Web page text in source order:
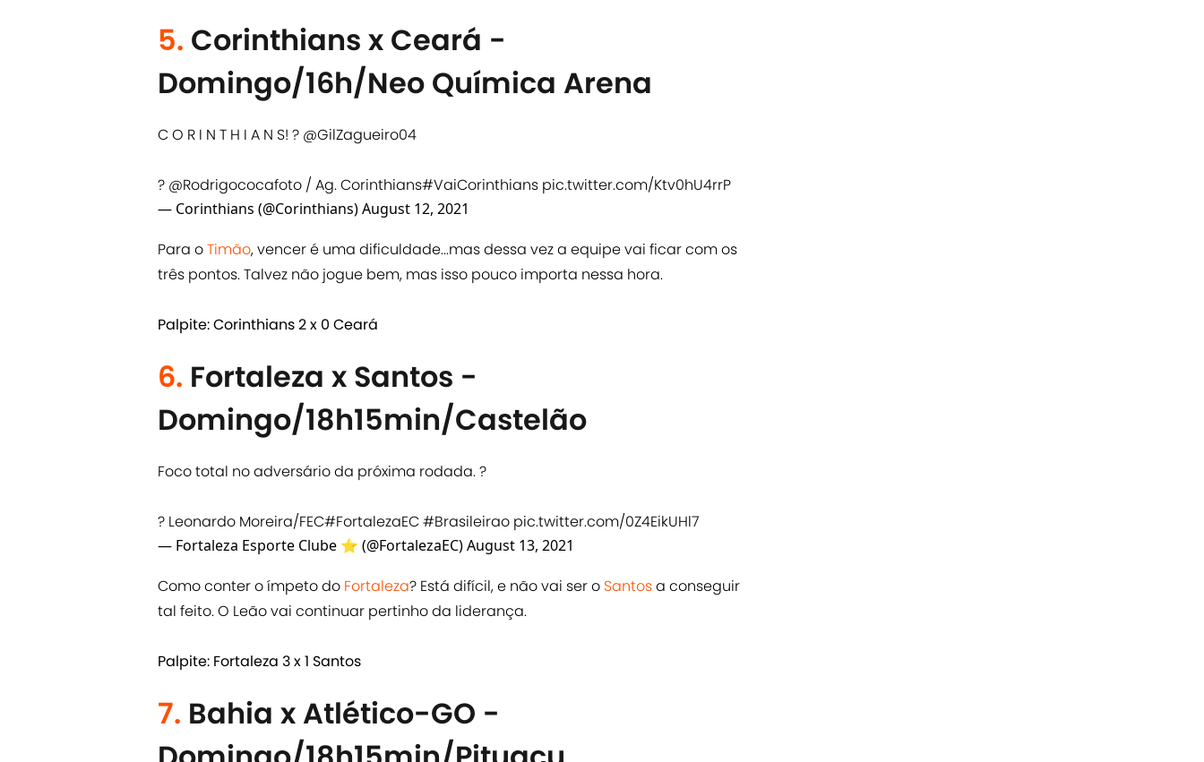
5. Corinthians x Ceará -
Domingo/16h/Neo Química Arena
C O R I N T H I A N S! ? @GilZagueiro04
? @Rodrigococafoto / Ag. Corinthians#VaiCorinthians pic.twitter.com/Ktv0hU4rrP
— Corinthians (@Corinthians)August 12, 2021
Para oTimão, vencer é uma dificuldade...mas dessa vez a equipe vai ficar com os
três pontos. Talvez não jogue bem, mas isso pouco importa nessa hora.
Palpite: Corinthians 2 x 0 Ceará
6. Fortaleza x Santos -
Domingo/18h15min/Castelão
Foco total no adversário da próxima rodada. ?
? Leonardo Moreira/FEC#FortalezaEC#Brasileirao pic.twitter.com/0Z4EikUHl7
— Fortaleza Esporte Clube ⭐️ (@FortalezaEC)August 13, 2021
Como conter o ímpeto do Fortaleza? Está difícil, e não vai ser o Santosa conseguir
tal feito. O Leão vai continuar pertinho da liderança.
Palpite: Fortaleza 3 x 1 Santos
7. Bahia x Atlético-GO -